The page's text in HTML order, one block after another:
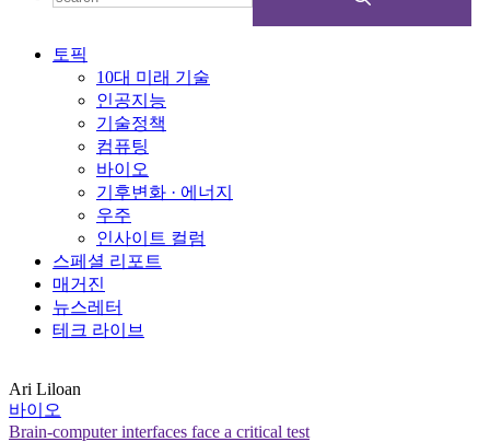
토픽
10대 미래 기술
인공지능
기술정책
컴퓨팅
바이오
기후변화 · 에너지
우주
인사이트 컬럼
스페셜 리포트
매거진
뉴스레터
테크 라이브
Ari Liloan
바이오
Brain-computer interfaces face a critical test